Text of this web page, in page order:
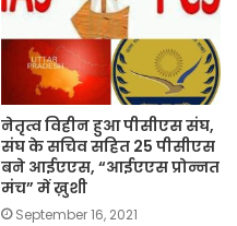
नेतृत्व विहीन हुआ पीसीएस संघ,
संघ के सचिव सहित 25 पीसीएस
बने आईएएस, “आईएएस प्रोन्नत
मंच” में ख़ुशी
September 16, 2021